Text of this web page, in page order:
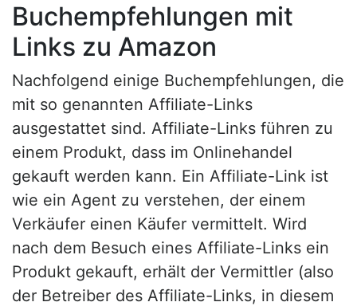
Buchempfehlungen mit
Links zu Amazon
Nachfolgend einige Buchempfehlungen, die
mit so genannten Affiliate-Links
ausgestattet sind. Affiliate-Links führen zu
einem Produkt, dass im Onlinehandel
gekauft werden kann. Ein Affiliate-Link ist
wie ein Agent zu verstehen, der einem
Verkäufer einen Käufer vermittelt. Wird
nach dem Besuch eines Affiliate-Links ein
Produkt gekauft, erhält der Vermittler (also
der Betreiber des Affiliate-Links, in diesem